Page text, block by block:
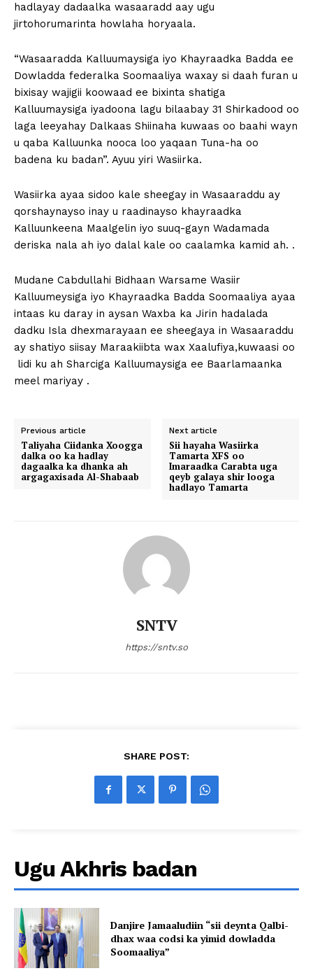
hadlayay dadaalka wasaaradd aay ugu
jirtohorumarinta howlaha horyaala.
“Wasaaradda Kalluumaysiga iyo Khayraadka Badda ee
Dowladda federalka Soomaaliya waxay si daah furan u
bixisay wajigii koowaad ee bixinta shatiga
Kalluumaysiga iyadoona lagu bilaabay 31 Shirkadood oo
laga leeyahay Dalkaas Shiinaha kuwaas oo baahi wayn
u qaba Kalluunka nooca loo yaqaan Tuna-ha oo
badena ku badan”. Ayuu yiri Wasiirka.
Wasiirka ayaa sidoo kale sheegay in Wasaaraddu ay
qorshaynayso inay u raadinayso khayraadka
Kalluunkeena Maalgelin iyo suuq-gayn Wadamada
deriska nala ah iyo dalal kale oo caalamka kamid ah. .
Mudane Cabdullahi Bidhaan Warsame Wasiir
Kalluumeysiga iyo Khayraadka Badda Soomaaliya ayaa
intaas ku daray in aysan Waxba ka Jirin hadalada
dadku Isla dhexmarayaan ee sheegaya in Wasaaraddu
ay shatiyo siisay Maraakiibta wax Xaalufiya,kuwaasi oo
lidi ku ah Sharciga Kalluumaysiga ee Baarlamaanka
meel mariyay .
Previous article
Taliyaha Ciidanka Xoogga
dalka oo ka hadlay
dagaalka ka dhanka ah
argagaxisada Al-Shabaab
Next article
Sii hayaha Wasiirka
Tamarta XFS oo
Imaraadka Carabta uga
qeyb galaya shir looga
hadlayo Tamarta
SNTV
https://sntv.so
SHARE POST:
Ugu Akhris badan
Danjire Jamaaludiin “sii deynta Qalbi-
dhax waa codsi ka yimid dowladda
Soomaaliya”